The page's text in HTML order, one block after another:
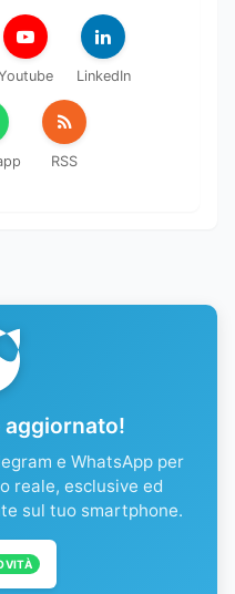
LinkedIn
RSS
aggiornato!
e WhatsApp per
reale, esclusive ed
sul tuo smartphone.